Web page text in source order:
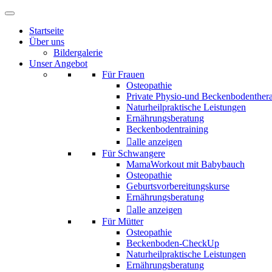
Startseite
Über uns
Bildergalerie
Unser Angebot
Für Frauen
Osteopathie
Private Physio-und
Naturheilpraktische Leistungen
Ernährungsberatung
Beckenbodentraining
alle anzeigen
Für Schwangere
MamaWorkout mit Babybauch
Osteopathie
Geburtsvorbereitungskurse
Ernährungsberatung
alle anzeigen
Für Mütter
Osteopathie
Beckenboden-CheckUp
Naturheilpraktische Leistungen
Ernährungsberatung